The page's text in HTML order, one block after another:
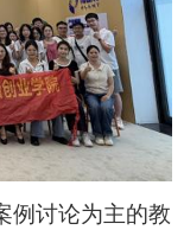
例讨论为主的教